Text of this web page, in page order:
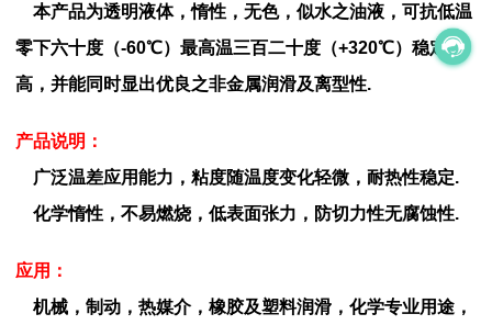
本产品为透明液体，惰性，无色，似水之油液，可抗低温
零下六十度（-60℃）最高温三百二十度（+320℃）稳定性
高，并能同时显出优良之非金属润滑及离型性.
产品说明：
广泛温差应用能力，粘度随温度变化轻微，耐热性稳定.
化学惰性，不易燃烧，低表面张力，防切力性无腐蚀性.
应用：
机械，制动，热媒介，橡胶及塑料润滑，化学专业用途，